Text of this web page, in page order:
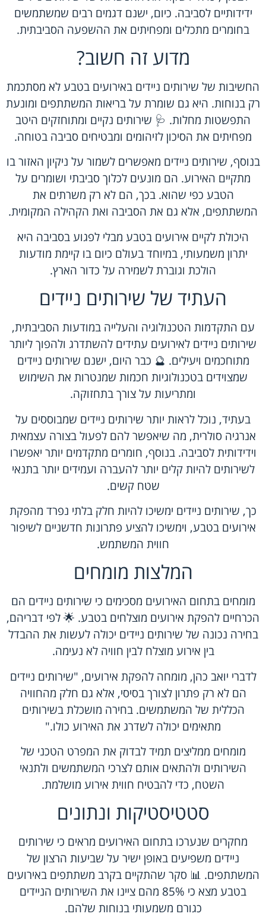
ידידותיים לסביבה. כיום, ישנם דגמים רבים שמשתמשים
בחומרים מתכלים ומפחיתים את ההשפעה הסביבתית.
מדוע זה חשוב?
החשיבות של שירותים ניידים באירועים בטבע לא מסתכמת
רק בנוחות. היא גם שומרת על בריאות המשתתפים ומונעת
התפשטות מחלות. 🩺 שירותים נקיים ומתוחזקים היטב
מפחיתים את הסיכון לזיהומים ומבטיחים סביבה בטוחה.
בנוסף, שירותים ניידים מאפשרים לשמור על ניקיון האזור בו
מתקיים האירוע. הם מונעים לכלוך סביבתי ושומרים על
הטבע כפי שהוא. בכך, הם לא רק משרתים את
המשתתפים, אלא גם את הסביבה ואת הקהילה המקומית.
היכולת לקיים אירועים בטבע מבלי לפגוע בסביבה היא
יתרון משמעותי, במיוחד בעולם כיום בו קיימת מודעות
הולכת וגוברת לשמירה על כדור הארץ.
העתיד של שירותים ניידים
עם התקדמות הטכנולוגיה והעלייה במודעות הסביבתית,
שירותים ניידים לאירועים עתידים להשתדרג ולהפוך ליותר
מתוחכמים ויעילים. 🔮 כבר היום, ישנם שירותים ניידים
שמצוידים בטכנולוגיות חכמות שמנטרות את השימוש
ומתריעות על צורך בתחזוקה.
בעתיד, נוכל לראות יותר שירותים ניידים שמבוססים על
אנרגיה סולרית, מה שיאפשר להם לפעול בצורה עצמאית
וידידותית לסביבה. בנוסף, חומרים מתקדמים יותר יאפשרו
לשירותים להיות קלים יותר להעברה ועמידים יותר בתנאי
שטח קשים.
כך, שירותים ניידים ימשיכו להיות חלק בלתי נפרד מהפקת
אירועים בטבע, וימשיכו להציע פתרונות חדשניים לשיפור
חווית המשתמש.
המלצות מומחים
מומחים בתחום האירועים מסכימים כי שירותים ניידים הם
הכרחיים להפקת אירועים מוצלחים בטבע. 🌟 לפי דבריהם,
בחירה נכונה של שירותים ניידים יכולה לעשות את ההבדל
בין אירוע מוצלח לבין חוויה לא נעימה.
לדברי יואב כהן, מומחה להפקת אירועים, "שירותים ניידים
הם לא רק פתרון לצורך בסיסי, אלא גם חלק מהחוויה
הכללית של המשתמשים. בחירה מושכלת בשירותים
מתאימים יכולה לשדרג את האירוע כולו."
מומחים ממליצים תמיד לבדוק את המפרט הטכני של
השירותים ולהתאים אותם לצרכי המשתמשים ולתנאי
השטח, כדי להבטיח חווית אירוע מושלמת.
סטטיסטיקות ונתונים
מחקרים שנערכו בתחום האירועים מראים כי שירותים
ניידים משפיעים באופן ישיר על שביעות הרצון של
המשתתפים. 📊 סקר שהתקיים בקרב משתתפים באירועים
בטבע מצא כי 85% מהם ציינו את השירותים הניידים
כגורם משמעותי בנוחות שלהם.